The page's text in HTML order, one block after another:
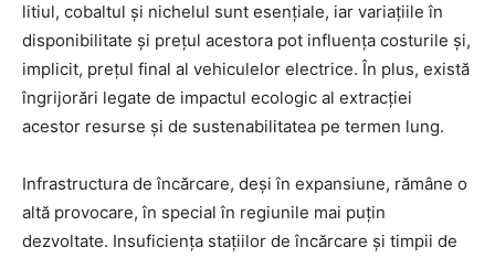
litiul, cobaltul și nichelul sunt esențiale, iar variațiile în
disponibilitate și prețul acestora pot influența costurile și,
implicit, prețul final al vehiculelor electrice. În plus, există
îngrijorări legate de impactul ecologic al extracției
acestor resurse și de sustenabilitatea pe termen lung.
Infrastructura de încărcare, deși în expansiune, rămâne o
altă provocare, în special în regiunile mai puțin
dezvoltate. Insuficiența stațiilor de încărcare și timpii de